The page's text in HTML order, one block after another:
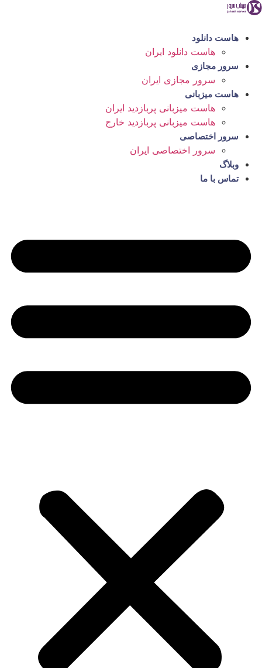
پرش
محتوا
هاست دانلود
هاست دانلود ایران
سرور مجازی
سرور مجازی ایران
هاست میزبانی
هاست میزبانی پربازدید ایران
هاست میزبانی پربازدید خارج
سرور اختصاصی
سرور اختصاصی ایران
وبلاگ
تماس با ما